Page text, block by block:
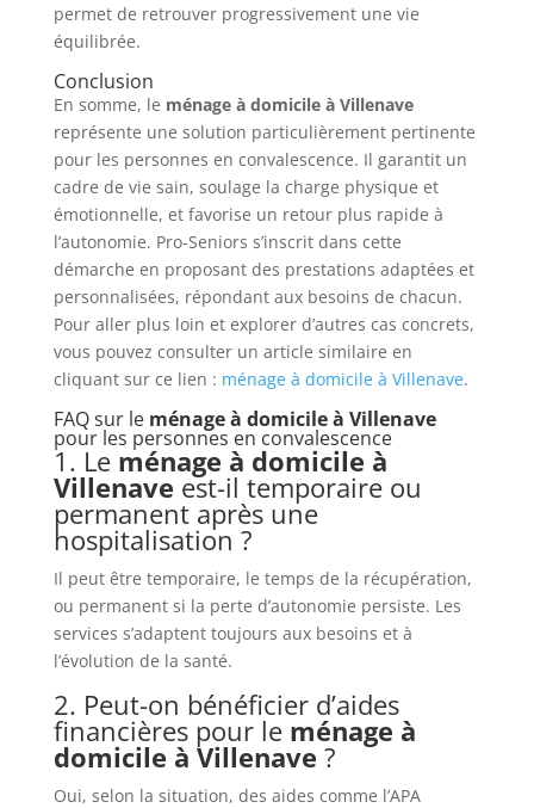
permet de retrouver progressivement une vie
équilibrée.
Conclusion
En somme, le ménage à domicile à Villenave
représente une solution particulièrement pertinente
pour les personnes en convalescence. Il garantit un
cadre de vie sain, soulage la charge physique et
émotionnelle, et favorise un retour plus rapide à
l’autonomie. Pro-Seniors s’inscrit dans cette
démarche en proposant des prestations adaptées et
personnalisées, répondant aux besoins de chacun.
Pour aller plus loin et explorer d’autres cas concrets,
vous pouvez consulter un article similaire en
cliquant sur ce lien : ménage à domicile à Villenave.
FAQ sur le ménage à domicile à Villenave
pour les personnes en convalescence
1. Le ménage à domicile à
Villenave est-il temporaire ou
permanent après une
hospitalisation ?
Il peut être temporaire, le temps de la récupération,
ou permanent si la perte d’autonomie persiste. Les
services s’adaptent toujours aux besoins et à
l’évolution de la santé.
2. Peut-on bénéficier d’aides
financières pour le ménage à
domicile à Villenave ?
Oui, selon la situation, des aides comme l’APA